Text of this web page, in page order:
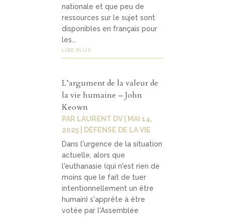
nationale et que peu de
ressources sur le sujet sont
disponibles en français pour
les...
LIRE PLUS
L’argument de la valeur de
la vie humaine – John
Keown
PAR LAURENT DV
MAI 14,
2025
DÉFENSE DE LA VIE
Dans l'urgence de la situation
actuelle, alors que
l'euthanasie (qui n'est rien de
moins que le fait de tuer
intentionnellement un être
humain) s'apprête à être
votée par l'Assemblée